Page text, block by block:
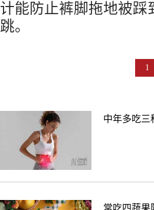
计能防止裤脚拖地被
跳。
1
中年多吃三
常吃四蔬果